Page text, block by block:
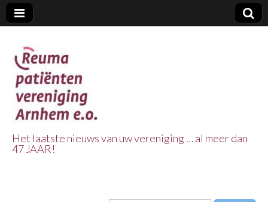
Het laatste nieuws van uw vereniging … al meer dan
47 JAAR!